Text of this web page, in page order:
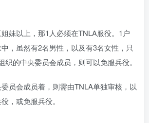
妹以上，那1人必须在TNLA服役。1户
，虽然有2名男性，以及有3名女性，只
织的中央委员会成员，则可以免服兵役。
员会成员着，则需由TNLA单独审核，以
，或免服兵役。